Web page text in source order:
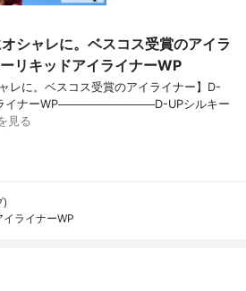
オシャレに。ベスコス受賞のアイラ
リキッドアイライナーWP
レに。ベスコス受賞のアイライナー】D-
イナーWP────────────D-UPシルキー
見る
)
ライナーWP